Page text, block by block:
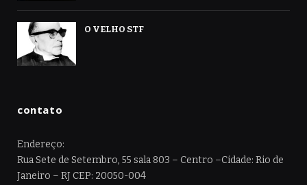
O VELHO STF
contato
Endereço:
Rua Sete de Setembro, 55 sala 803 – Centro –Cidade: Rio de
Janeiro – RJ CEP: 20050-004